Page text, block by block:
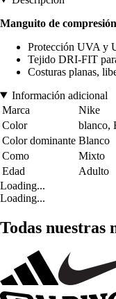
Manguito de
Protección UVA y
Tejido DRI-FIT
Costuras planas,
Información adicional
Marca
Nike
Color
blanco,
Color dominante Blanco
Como
Mixto
Edad
Adulto
Loading...
Loading...
Todas nuestras